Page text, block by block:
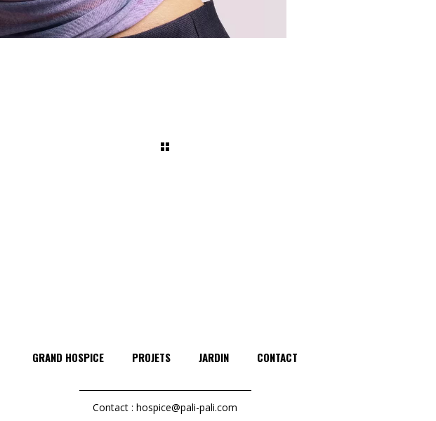
GRAND HOSPICE PROJETS JARDIN CONTACT
Contact : hospice@pali-pali.com